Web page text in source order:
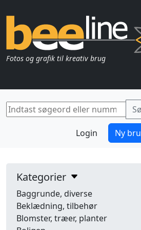
Fotos og grafik til kreativ brug
Login Ny
Kategorier
Baggrunde, diverse
Beklædning, tilbehør
Blomster, træer, planter